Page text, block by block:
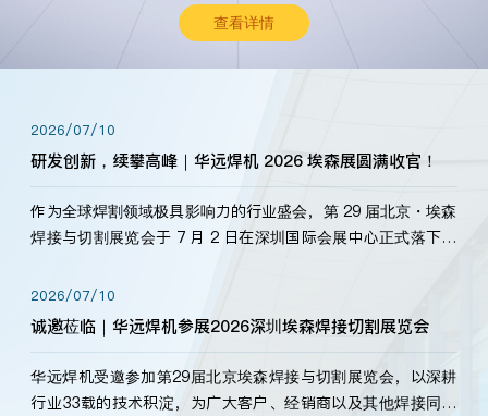
查看详情
2026/07/10
研发创新，续攀高峰｜华远焊机 2026 埃森展圆满收官！
作为全球焊割领域极具影响力的行业盛会，第 29 届北京・埃森
焊接与切割展览会于 7 月 2 日在深圳国际会展中心正式落下帷
标准，持之以恒研发新产品、新技术。新老客户、行业伙伴、
海内外客户为目睹公司发布的新产…
2026/07/10
诚邀莅临｜华远焊机参展2026深圳埃森焊接切割展览会
华远焊机受邀参加第29届北京埃森焊接与切割展览会，以深耕
行业33载的技术积淀，为广大客户、经销商以及其他焊接同仁